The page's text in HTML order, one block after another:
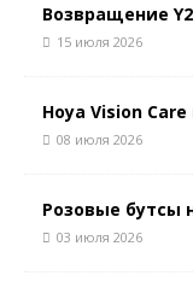
Возвращение
15 июля 2026
Hoya Vision
08 июля 2026
Розовые бутсы
03 июля 2026